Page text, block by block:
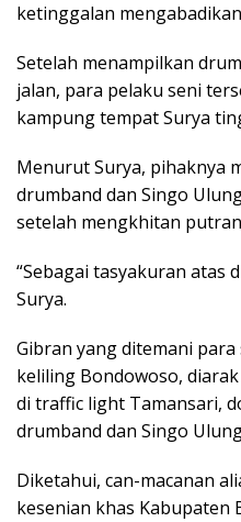
ketinggalan
Setelah menampilkan
jalan, para pelaku seni
kampung tempat Surya
Menurut Surya, pihaknya
drumband dan Singo
setelah mengkhitan
“Sebagai tasyakuran atas
Surya.
Gibran yang ditemani
keliling Bondowoso,
di traffic light Tamansari,
drumband dan Singo
Diketahui, can-macanan
kesenian khas Kabupaten